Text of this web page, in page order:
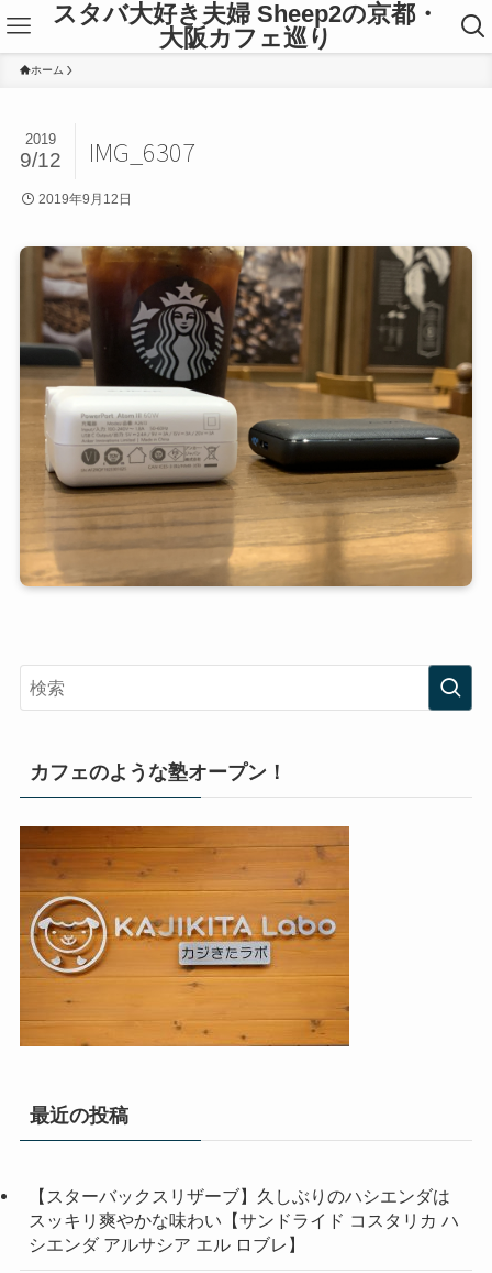
スタバ大好き夫婦 Sheep2の京都・
大阪カフェ巡り
ホーム
IMG_6307
2019
9/12
2019年9月12日
カフェのような塾オープン！
最近の投稿
【スターバックスリザーブ】久しぶりのハシエンダは
スッキリ爽やかな味わい【サンドライド コスタリカ ハ
シエンダ アルサシア エル ロブレ】